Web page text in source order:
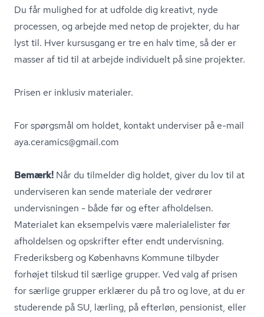
Du får mulighed for at udfolde dig kreativt, nyde
processen, og arbejde med netop de projekter, du har
lyst til. Hver kursusgang er tre en halv time, så der er
masser af tid til at arbejde individuelt på sine projekter.
Prisen er inklusiv materialer.
For spørgsmål om holdet, kontakt underviser på e-mail
aya.ceramics@gmail.com
Bemærk! Når du tilmelder dig holdet, giver du lov til at
underviseren kan sende materiale der vedrører
undervisningen - både før og efter afholdelsen.
Materialet kan eksempelvis være ma­le­ri­a­le­li­ster før
afholdelsen og opskrifter efter endt undervisning.
Frederiksberg og Københavns Kommune tilbyder
forhøjet tilskud til særlige grupper. Ved valg af prisen
for særlige grupper erklærer du på tro og love, at du er
studerende på SU, lærling, på efterløn, pensionist, eller